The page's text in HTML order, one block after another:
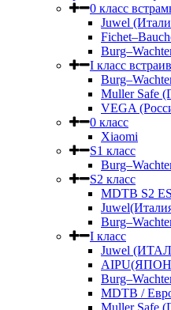
0 класс
Juwel
I класс
Muller Safe
VEGA
0 класс
Xiaomi
S1 класс
S2 класс
MDTB S2 ES
I класс
Juwel
MDTB /
Muller Safe